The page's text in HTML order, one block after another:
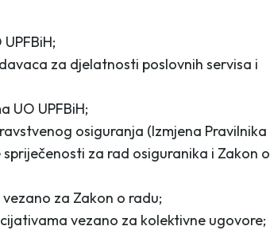
za djelatnosti poslovnih servisa i
UO UPFBiH;
osiguranja (Izmjena Pravilnika
za rad osiguranika i Zakon o
za Zakon o radu;
vezano za kolektivne ugovore;